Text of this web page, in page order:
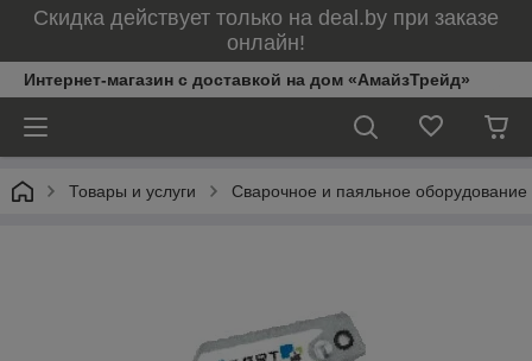
Скидка действует только на deal.by при заказе
онлайн!
Интернет-магазин с доставкой на дом «АмайзТрейд»
Товары и услуги Сварочное и паяльное